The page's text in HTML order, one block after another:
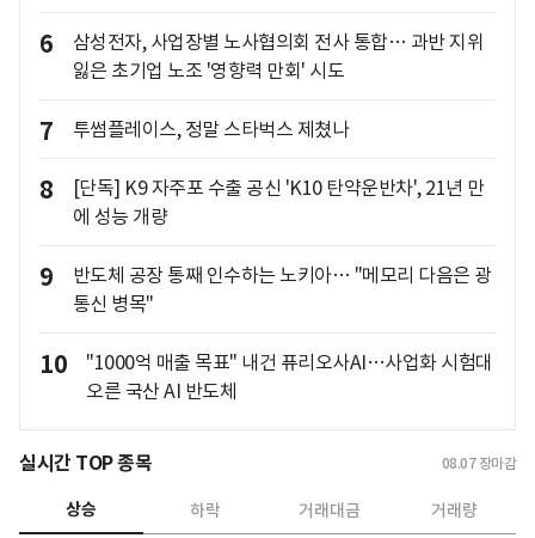
6
삼성전자, 사업장별 노사협의회 전사 통합… 과반 지위
잃은 초기업 노조 '영향력 만회' 시도
7 투썸플레이스, 정말 스타벅스 제쳤나
8
[단독] K9 자주포 수출 공신 'K10 탄약운반차', 21년 만
에 성능 개량
9
반도체 공장 통째 인수하는 노키아… "메모리 다음은 광
통신 병목"
10
"1000억 매출 목표" 내건 퓨리오사AI…사업화 시험대
오른 국산 AI 반도체
실시간 TOP 종목 08.07 장마감
상승 하락 거래대금 거래량